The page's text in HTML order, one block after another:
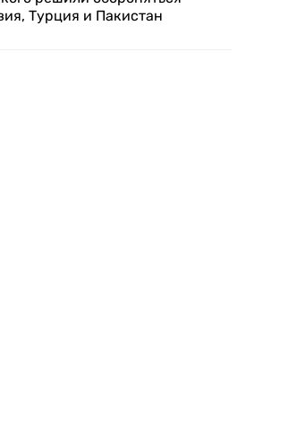
Турция и Пакистан